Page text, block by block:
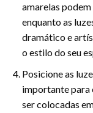
amarelas
enquanto as
dramático e
o estilo do seu
Posicione as
importante para
ser colocadas